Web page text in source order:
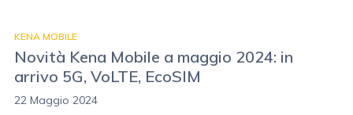
KENA MOBILE
Novità Kena Mobile a maggio 2024: in
arrivo 5G, VoLTE, EcoSIM
22 Maggio 2024